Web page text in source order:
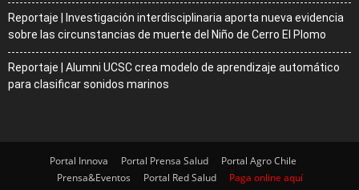
Reportaje | Investigación interdisciplinaria aporta nueva evidencia
sobre las circunstancias de muerte del Niño de Cerro El Plomo
Reportaje | Alumni UCSC crea modelo de aprendizaje automático
para clasificar sonidos marinos
Portal Innova Portal Prensa Salud
Portal Agro Chile
Prensa&Eventos
Portal Red Salud Paga online aquí